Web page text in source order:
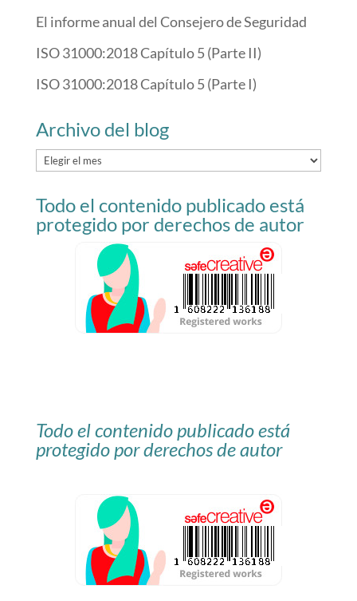
El informe anual del Consejero de Seguridad
ISO 31000:2018 Capítulo 5 (Parte II)
ISO 31000:2018 Capítulo 5 (Parte I)
Archivo del blog
Archivo
blog
Todo el contenido publicado está
protegido por derechos de autor
Todo el contenido publicado está
protegido por derechos de autor